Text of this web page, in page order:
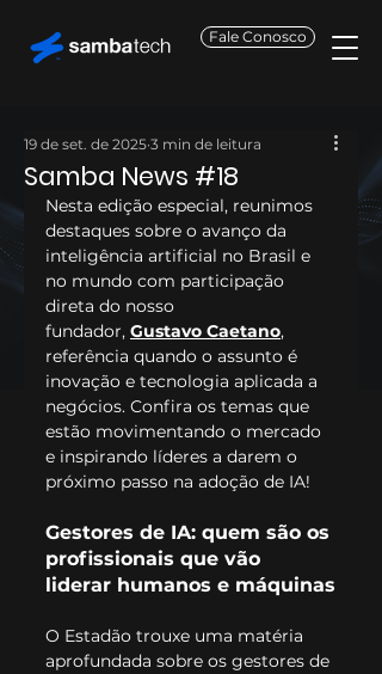
Fale Conosco
Samba News #18
19 de set. de 2025 3 min de leitura
Nesta edição especial, reunimos
destaques sobre o avanço da
inteligência artificial no Brasil e
no mundo com participação
direta do nosso
fundador, Gustavo Caetano,
referência quando o assunto é
inovação e tecnologia aplicada a
negócios. Confira os temas que
estão movimentando o mercado
e inspirando líderes a darem o
próximo passo na adoção de IA!
Gestores de IA: quem são os
profissionais que vão
liderar humanos e máquinas
O Estadão trouxe uma matéria
aprofundada sobre os gestores de